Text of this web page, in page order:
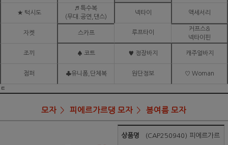
★ 턱시도
♬ 특수복
(무대.공연,댄스)
넥타이 액세서리
자켓 스카프 루프타이
커프스&
넥타이핀
조끼 ♠ 코트 ♥ 정장바지 캐주얼바지
점퍼 ♣유니폼,단체복 원단정보 ♡ Woman
ㅌ
모자 피에르가르댕 모자 봄여름 모자
상품명 (CAP250940) 피에르가르